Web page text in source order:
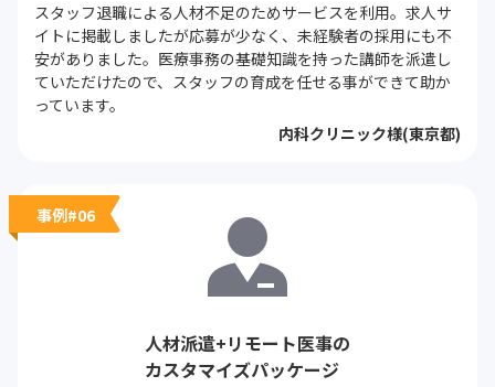
スタッフ退職による人材不足のためサービスを利用。求人サ
イトに掲載しましたが応募が少なく、未経験者の採用にも不
安がありました。医療事務の基礎知識を持った講師を派遣し
ていただけたので、スタッフの育成を任せる事ができて助か
っています。
内科クリニック様(東京都)
事例#06
人材派遣+リモート医事の
カスタマイズパッケージ